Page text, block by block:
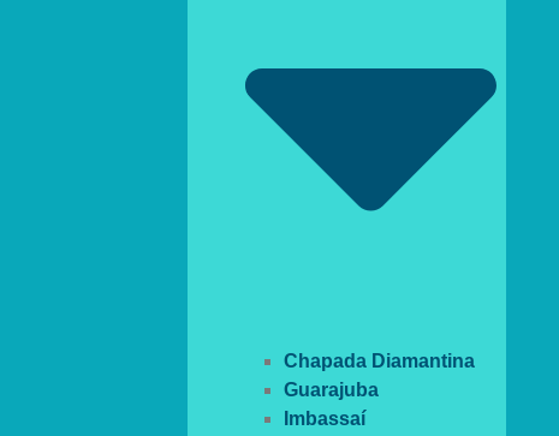
Chapada Diamantina
Guarajuba
Imbassaí